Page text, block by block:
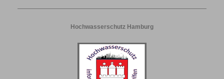
Hochwasserschutz Hamburg